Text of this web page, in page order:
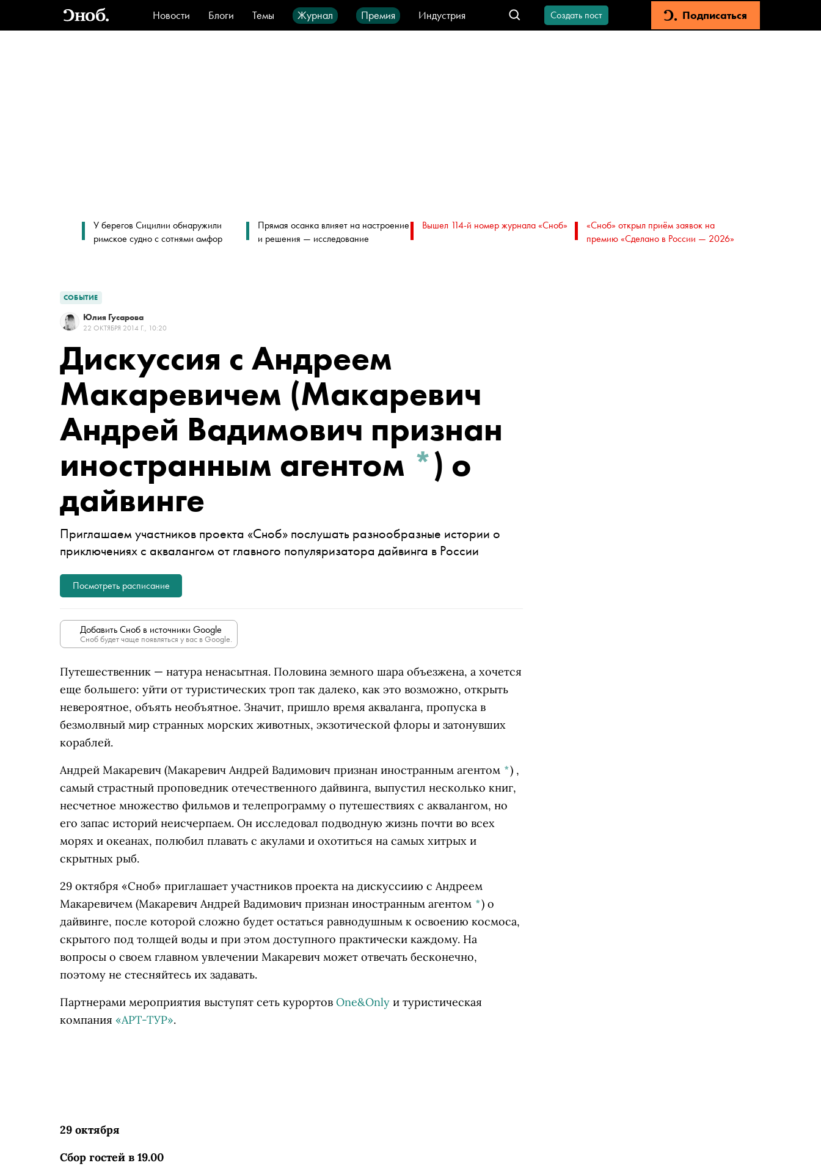
Новости Блоги Темы Журнал Премия
Индустрия
Стиль
Видео Город IT-продукты
Создать пост Подписаться
У берегов Сицилии обнаружили
римское судно с сотнями амфор
Прямая осанка влияет на настроение
и решения — исследование
Вышел 114-й номер журнала «Сноб»
«Сноб» открыл приём заявок на
премию «Сделано в России — 2026»
СОБЫТИЕ
Юлия Гусарова
22 ОКТЯБРЯ 2014 Г., 10:20
Дискуссия с Андреем
Макаревичем (Макаревич
Андрей Вадимович признан
иностранным агентом *) о
дайвинге
Приглашаем участников проекта «Сноб» послушать разнообразные истории о
приключениях с аквалангом от главного популяризатора дайвинга в России
Посмотреть расписание
Добавить Сноб в источники Google
Сноб будет чаще появляться у вас в Google.
Путешественник — натура ненасытная. Половина земного шара объезжена, а хочется
еще большего: уйти от туристических троп так далеко, как это возможно, открыть
невероятное, объять необъятное. Значит, пришло время акваланга, пропуска в
безмолвный мир странных морских животных, экзотической флоры и затонувших
кораблей.
Андрей Макаревич (Макаревич Андрей Вадимович признан иностранным агентом *) ,
самый страстный проповедник отечественного дайвинга, выпустил несколько книг,
несчетное множество фильмов и телепрограмму о путешествиях с аквалангом, но
его запас историй неисчерпаем. Он исследовал подводную жизнь почти во всех
морях и океанах, полюбил плавать с акулами и охотиться на самых хитрых и
скрытных рыб.
29 октября «Сноб» приглашает участников проекта на дискуссиию с Андреем
Макаревичем (Макаревич Андрей Вадимович признан иностранным агентом *) о
дайвинге, после которой сложно будет остаться равнодушным к освоению космоса,
скрытого под толщей воды и при этом доступного практически каждому. На
вопросы о своем главном увлечении Макаревич может отвечать бесконечно,
поэтому не стесняйтесь их задавать.
Партнерами мероприятия выступят сеть курортов One&Only и туристическая
компания «АРТ-ТУР».
29 октября
Сбор гостей в 19.00